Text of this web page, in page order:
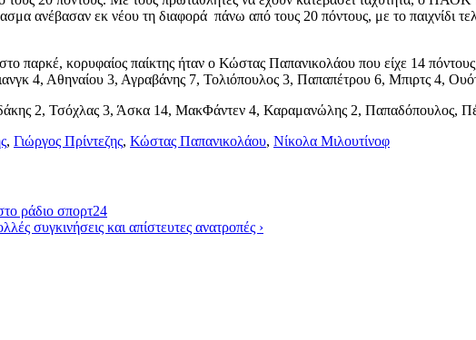
ανέβασαν εκ νέου τη διαφορά πάνω από τους 20 πόντους, με το παιχνίδι
παρκέ, κορυφαίος παίκτης ήταν ο Κώστας Παπανικολάου που είχε 14
4, Αθηναίου 3, Αγραβάνης 7, Τολιόπουλος 3, Παπαπέτρου 6, Μπιρτς 4,
2, Τσόχλας 3, Άσκα 14, ΜακΦάντεν 4, Καραμανώλης 2, Παπαδόπουλος,
, Γιώργος Πρίντεζης, Κώστας Παπανικολάου, Νίκολα Μιλουτίνοφ
ράδιο σπορτ24
συγκινήσεις και απίστευτες ανατροπές ›